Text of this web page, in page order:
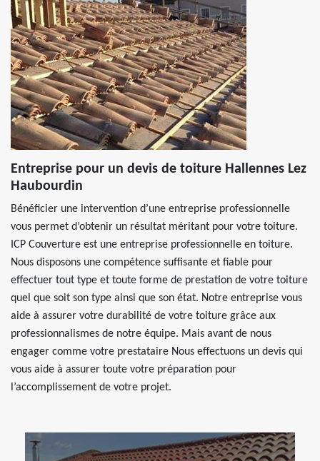
Entreprise pour un devis de toiture Hallennes Lez
Haubourdin
Bénéficier une intervention d’une entreprise professionnelle
vous permet d’obtenir un résultat méritant pour votre toiture.
ICP Couverture est une entreprise professionnelle en toiture.
Nous disposons une compétence suffisante et fiable pour
effectuer tout type et toute forme de prestation de votre toiture
quel que soit son type ainsi que son état. Notre entreprise vous
aide à assurer votre durabilité de votre toiture grâce aux
professionnalismes de notre équipe. Mais avant de nous
engager comme votre prestataire Nous effectuons un devis qui
vous aide à assurer toute votre préparation pour
l’accomplissement de votre projet.